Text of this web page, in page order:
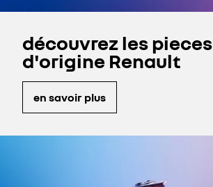
découvrez les pieces
d'origine Renault
en savoir plus